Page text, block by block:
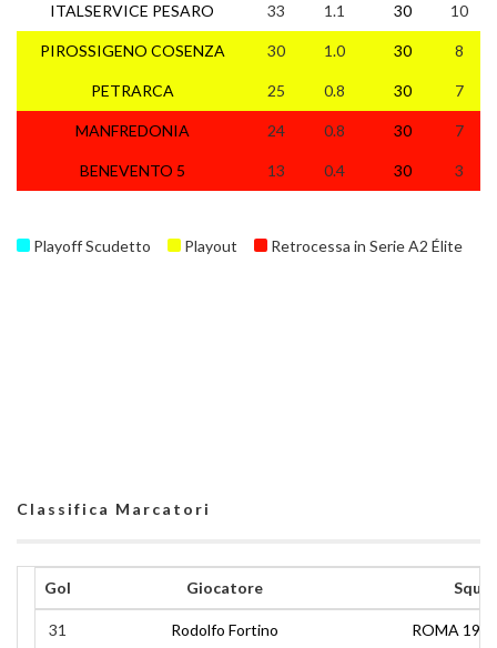
ITALSERVICE PESARO
PIROSSIGENO COSENZA
PETRARCA
MANFREDONIA
BENEVENTO 5
33 1.1 30 10
30 1.0 30 8
25 0.8 30 7
24 0.8 30 7
13 0.4 30 3
Playoff Scudetto Playout Retrocessa in Serie A2 Élite
Classifica Marcatori
Gol Giocatore
31 Rodolfo Fortino ROMA